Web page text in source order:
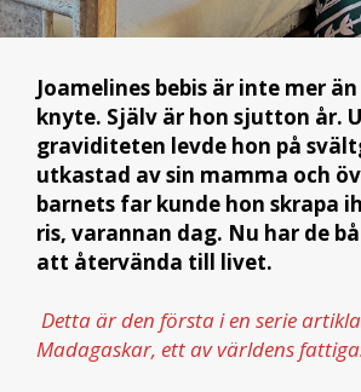
Joamelines bebis är inte mer
knyte. Själv är hon sjutton år.
graviditeten levde hon på
utkastad av sin mamma och
barnets far kunde hon skrapa
ris, varannan dag. Nu har de
att återvända till livet.
Detta är den första i en serie
Madagaskar, ett av världens